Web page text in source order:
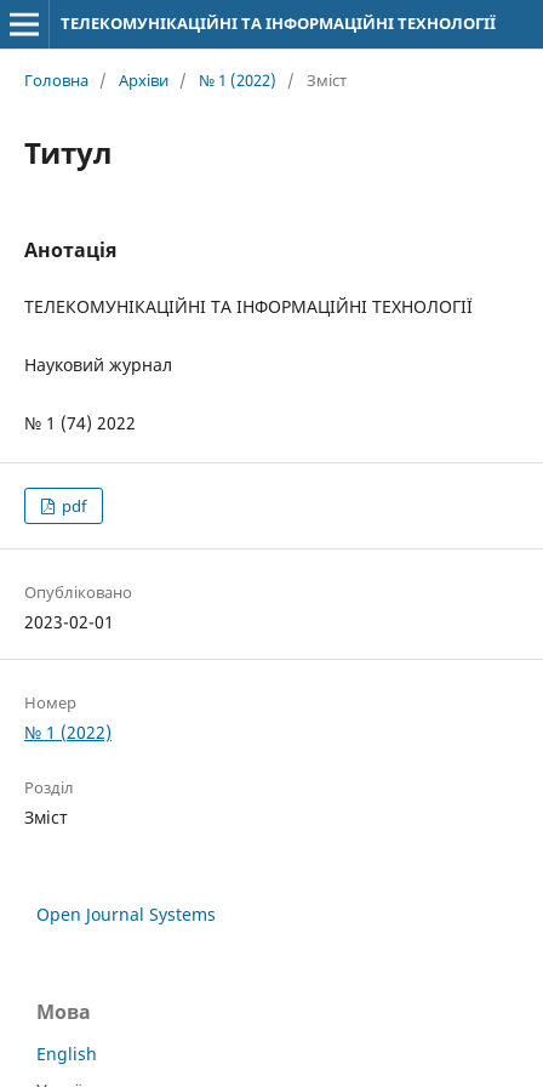
ТЕЛЕКОМУНІКАЦІЙНІ ТА ІНФОРМАЦІЙНІ ТЕХНОЛОГІЇ
Головна / Архіви / № 1 (2022) / Зміст
Титул
Анотація
ТЕЛЕКОМУНІКАЦІЙНІ ТА ІНФОРМАЦІЙНІ ТЕХНОЛОГІЇ
Науковий журнал
№ 1 (74) 2022
pdf
Опубліковано
2023-02-01
Номер
№ 1 (2022)
Розділ
Зміст
Open Journal Systems
Мова
English